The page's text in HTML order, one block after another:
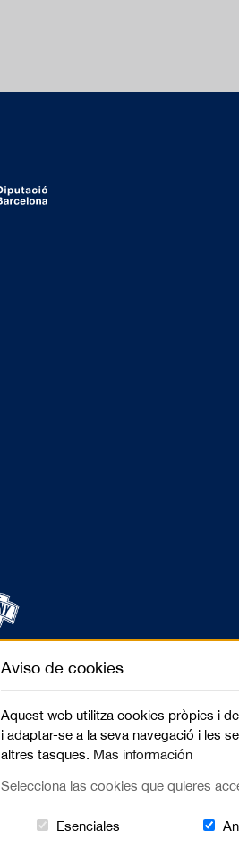
Aviso de cookies
Aquest web utilitza cookies pròpies i
i adaptar-se a la seva navegació i les
altres tasques. Mas información
Selecciona las cookies que quieres
Esenciales Estas cookies són